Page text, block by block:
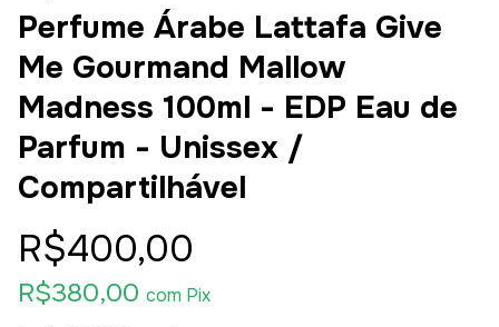
Perfume Árabe Lattafa Give
Me Gourmand Mallow
Madness 100ml - EDP Eau de
Parfum - Unissex /
Compartilhável
R$400,00
R$380,00 com Pix